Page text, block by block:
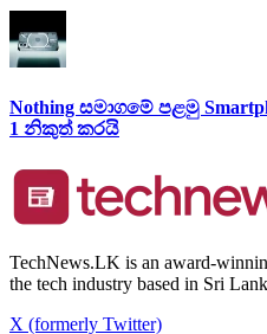
Nothing සමාගමේ පළමු
1 නිකුත් කරයි
TechNews.LK is an award-
the tech industry based in Sri
X (formerly Twitter)